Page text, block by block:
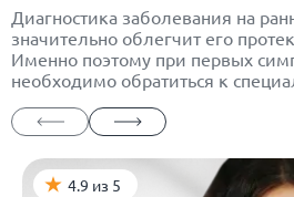
Диагностика заболевания на
значительно облегчит его
Именно поэтому при первых
необходимо обратиться к
4.9 из 5